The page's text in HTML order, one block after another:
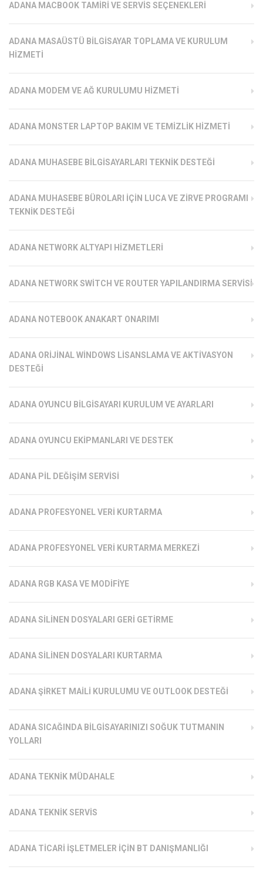
ADANA MACBOOK TAMIRI VE SERVIS SEÇENEKLERI
ADANA MASAÜSTÜ BILGISAYAR TOPLAMA VE KURULUM
HIZMETI
ADANA MODEM VE AĞ KURULUMU HIZMETI
ADANA MONSTER LAPTOP BAKIM VE TEMIZLIK HIZMETI
ADANA MUHASEBE BILGISAYARLARI TEKNIK DESTEĞI
ADANA MUHASEBE BÜROLARI İÇIN LUCA VE ZIRVE PROGRAMI
TEKNIK DESTEĞI
ADANA NETWORK ALTYAPI HIZMETLERI
ADANA NETWORK SWITCH VE ROUTER YAPILANDIRMA SERVISI
ADANA NOTEBOOK ANAKART ONARIMI
ADANA ORIJINAL WINDOWS LISANSLAMA VE AKTIVASYON
DESTEĞI
ADANA OYUNCU BILGISAYARI KURULUM VE AYARLARI
ADANA OYUNCU EKIPMANLARI VE DESTEK
ADANA PIL DEĞIŞIM SERVISI
ADANA PROFESYONEL VERI KURTARMA
ADANA PROFESYONEL VERI KURTARMA MERKEZI
ADANA RGB KASA VE MODIFIYE
ADANA SILINEN DOSYALARI GERI GETIRME
ADANA SILINEN DOSYALARI KURTARMA
ADANA ŞIRKET MAILI KURULUMU VE OUTLOOK DESTEĞI
ADANA SICAĞINDA BILGISAYARINIZI SOĞUK TUTMANIN
YOLLARI
ADANA TEKNIK MÜDAHALE
ADANA TEKNIK SERVIS
ADANA TICARI İŞLETMELER İÇIN BT DANIŞMANLIĞI